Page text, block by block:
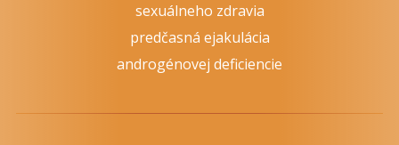
sexuálneho zdravia
predčasná ejakulácia
androgénovej deficiencie